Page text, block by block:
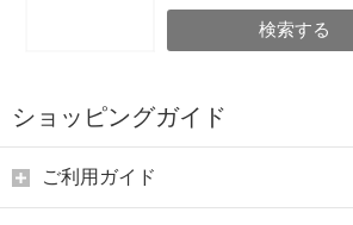
検索する
ショッピングガイド
ご利用ガイド